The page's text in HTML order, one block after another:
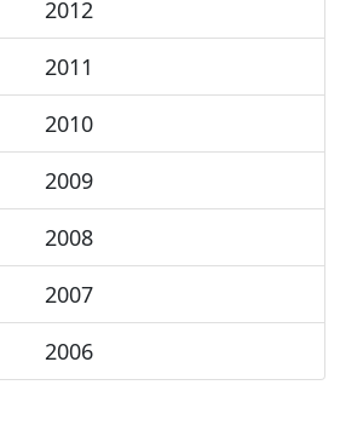
2012
2011
2010
2009
2008
2007
2006